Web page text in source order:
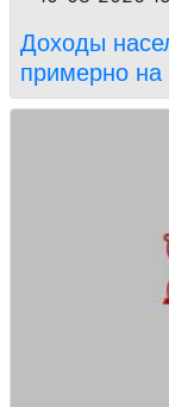
Доходы
примерно на